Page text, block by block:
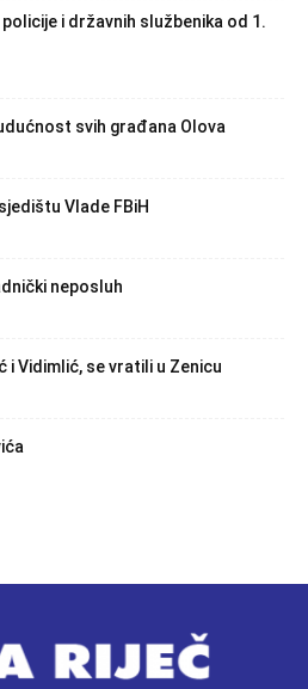
i državnih službenika od 1.
svih građana Olova
Vlade FBiH
neposluh
i Vidimlić, se vratili u Zenicu